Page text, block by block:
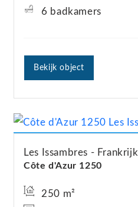
6 badkamers
Bekijk object
Côte d'Azur 1250
Les Issambres Frankrijk
250 m²